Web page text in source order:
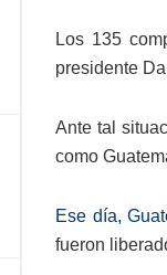
Los 135
presidente
Ante tal
como
Ese día,
fueron